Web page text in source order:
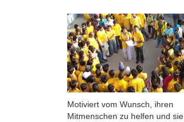
Motiviert vom Wunsch, ihren
Mitmenschen zu helfen und